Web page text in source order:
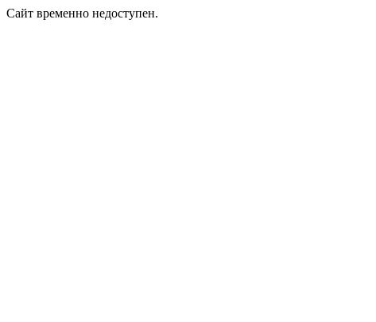
Сайт временно недоступен.